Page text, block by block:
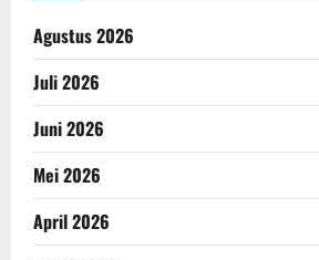
Agustus 2026
Juli 2026
Juni 2026
Mei 2026
April 2026